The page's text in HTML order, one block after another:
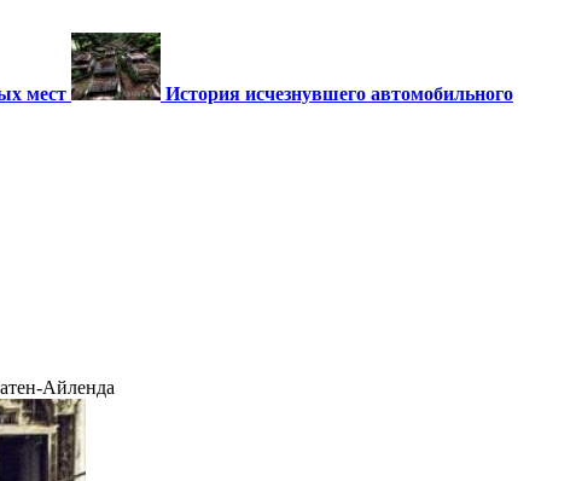
мест История исчезнувшего автомобильного
Айленда